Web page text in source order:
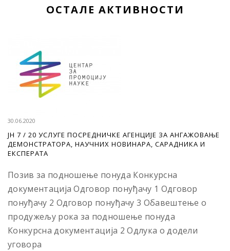
ОСТАЛЕ АКТИВНОСТИ
30.06.2020
ЈН 7 / 20 УСЛУГЕ ПОСРЕДНИЧКЕ АГЕНЦИЈЕ ЗА АНГАЖОВАЊЕ
ДЕМОНСТРАТОРА, НАУЧНИХ НОВИНАРА, САРАДНИКА И
ЕКСПЕРАТА
Позив за подношење понуда Конкурсна
документација Одговор понуђачу 1 Одговор
понуђачу 2 Одговор понуђачу 3 Обавештење о
продужељу рока за подношење понуда
Конкурсна документација 2 Одлука о додели
уговора